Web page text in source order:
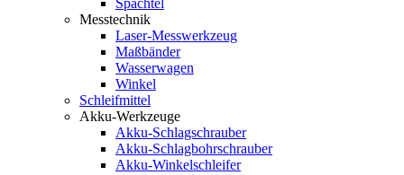
Spachtel
Messtechnik
Laser-Messwerkzeug
Maßbänder
Wasserwagen
Winkel
Schleifmittel
Akku-Werkzeuge
Akku-Schlagschrauber
Akku-Schlagbohrschrauber
Akku-Winkelschleifer